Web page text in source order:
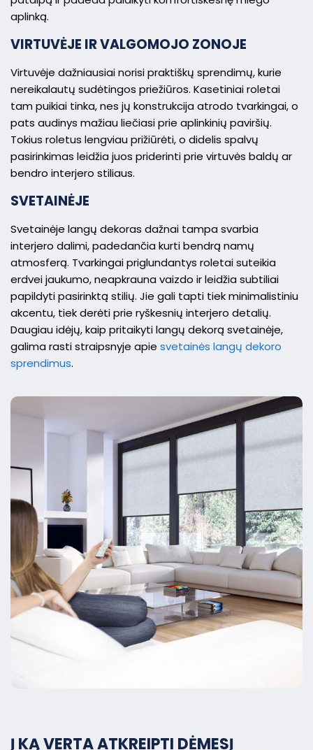
aplinką.
VIRTUVĖJE IR VALGOMOJO ZONOJE
Virtuvėje dažniausiai norisi praktiškų sprendimų, kurie
nereikalautų sudėtingos priežiūros. Kasetiniai roletai
tam puikiai tinka, nes jų konstrukcija atrodo tvarkingai, o
pats audinys mažiau liečiasi prie aplinkinių paviršių.
Tokius roletus lengviau prižiūrėti, o didelis spalvų
pasirinkimas leidžia juos priderinti prie virtuvės baldų ar
bendro interjero stiliaus.
SVETAINĖJE
Svetainėje langų dekoras dažnai tampa svarbia
interjero dalimi, padedančia kurti bendrą namų
atmosferą. Tvarkingai priglundantys roletai suteikia
erdvei jaukumo, neapkrauna vaizdo ir leidžia subtiliai
papildyti pasirinktą stilių. Jie gali tapti tiek minimalistiniu
akcentu, tiek derėti prie ryškesnių interjero detalių.
Daugiau idėjų, kaip pritaikyti langų dekorą svetainėje,
galima rasti straipsnyje apie svetainės langų dekoro
sprendimus.
Į KĄ VERTA ATKREIPTI DĖMESĮ